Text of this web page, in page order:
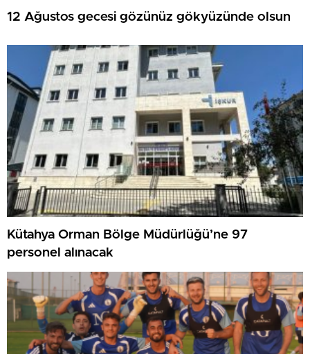
12 Ağustos gecesi gözünüz gökyüzünde olsun
Kütahya Orman Bölge Müdürlüğü’ne 97
personel alınacak